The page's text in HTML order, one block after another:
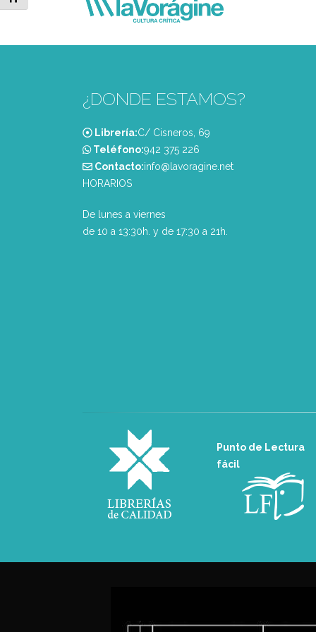
¿DONDE ESTAMOS?
Librería:C/ Cisneros, 69
Teléfono:‭942 375 226‬
Contacto:info@lavoragine.net
HORARIOS
De lunes a viernes
de 10 a 13:30h. y de 17:30 a 21h.
Punto de Lectura
fácil